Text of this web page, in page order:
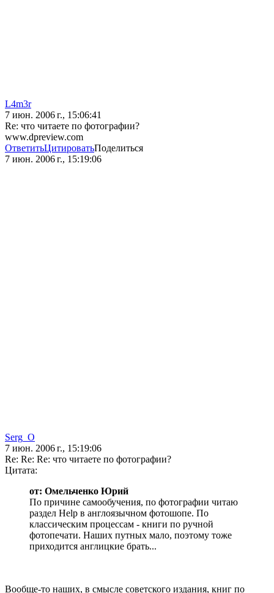
L4m3r
7 июн. 2006 г., 15:06:41
Re: что читаете по фотографии?
www.dpreview.com
ОтветитьЦитироватьПоделиться
7 июн. 2006 г., 15:19:06
Serg_O
7 июн. 2006 г., 15:19:06
Re: Re: Re: что читаете по фотографии?
Цитата:
от: Омельченко Юрий
По причине самообучения, по фотографии читаю
раздел Нelp в англоязычном фотошопе. По
классическим процессам - книги по ручной
фотопечати. Наших путных мало, поэтому тоже
приходится англицкие брать...
Вообще-то наших, в смысле советского издания, книг по